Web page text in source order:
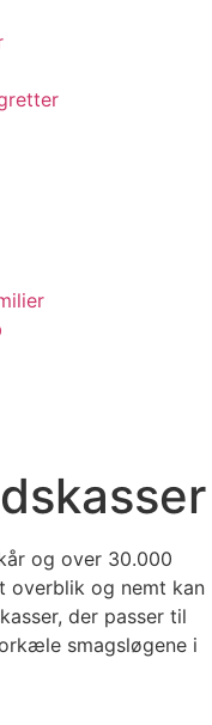
og over 30.000
overblik og nemt kan
der passer til
smagsløgene i